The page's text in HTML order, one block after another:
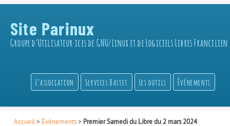
Site Parinux
Groupe d’Utilisateur·ices de GNU/Linux et de Logiciels Libres Francilien
L’association Services Bastet Les outils Événements
Accueil > Événements> Premier Samedi du Libre du 2 mars 2024